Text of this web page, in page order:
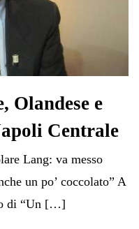
Olandese e
Centrale
Lang: va messo
un po’ coccolato” A
di “Un […]